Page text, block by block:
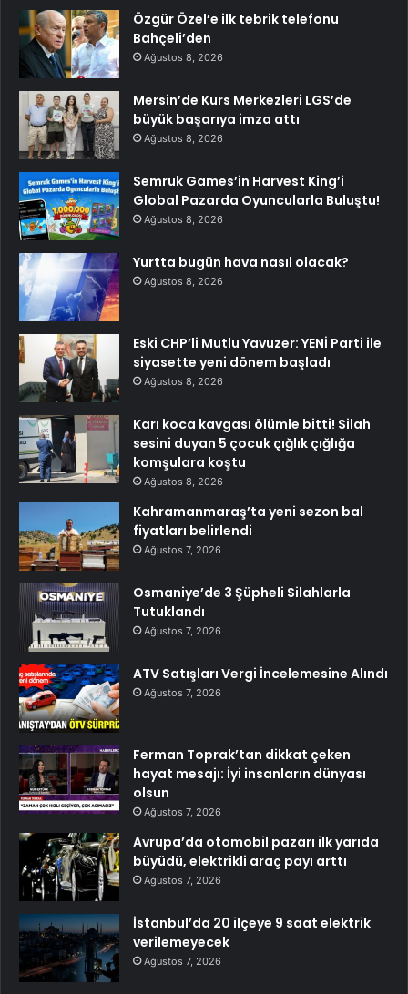
Özgür Özel’e ilk tebrik telefonu
Bahçeli’den
Ağustos 8, 2026
Mersin’de Kurs Merkezleri LGS’de
büyük başarıya imza attı
Ağustos 8, 2026
Semruk Games’in Harvest King’i
Global Pazarda Oyuncularla Buluştu!
Ağustos 8, 2026
Yurtta bugün hava nasıl olacak?
Ağustos 8, 2026
Eski CHP’li Mutlu Yavuzer: YENİ Parti ile
siyasette yeni dönem başladı
Ağustos 8, 2026
Karı koca kavgası ölümle bitti! Silah
sesini duyan 5 çocuk çığlık çığlığa
komşulara koştu
Ağustos 8, 2026
Kahramanmaraş’ta yeni sezon bal
fiyatları belirlendi
Ağustos 7, 2026
Osmaniye’de 3 Şüpheli Silahlarla
Tutuklandı
Ağustos 7, 2026
ATV Satışları Vergi İncelemesine Alındı
Ağustos 7, 2026
Ferman Toprak’tan dikkat çeken
hayat mesajı: İyi insanların dünyası
olsun
Ağustos 7, 2026
Avrupa’da otomobil pazarı ilk yarıda
büyüdü, elektrikli araç payı arttı
Ağustos 7, 2026
İstanbul’da 20 ilçeye 9 saat elektrik
verilemeyecek
Ağustos 7, 2026